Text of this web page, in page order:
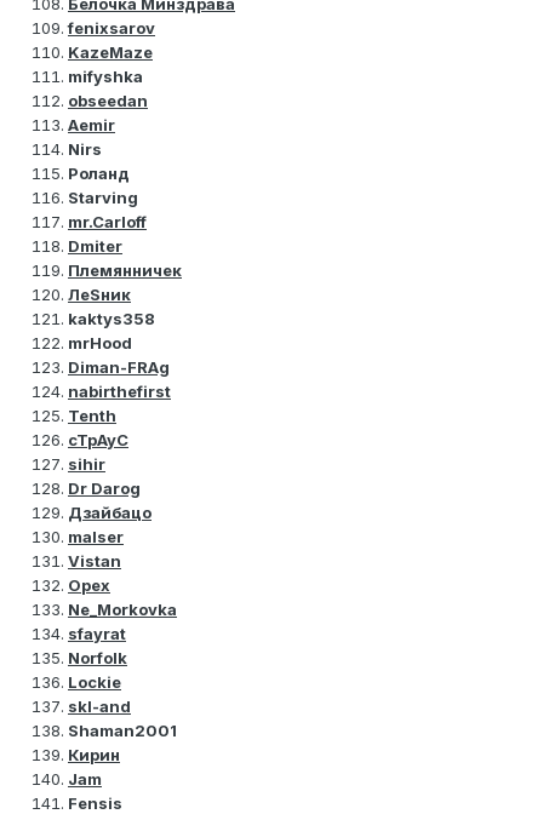
fenixsarov
KazeMaze
mifyshka
obseedan
Aemir
Nirs
Роланд
Starving
mr.Carloff
Dmiter
Племянничек
ЛеSник
kaktys358
mrHood
Diman-FRAg
nabirthefirst
Tenth
cTpAyC
sihir
Dr Darog
Дзайбацо
malser
Vistan
Орех
Ne_Morkovka
sfayrat
Norfolk
Lockie
skl-and
Shaman2001
Кирин
Jam
Fensis